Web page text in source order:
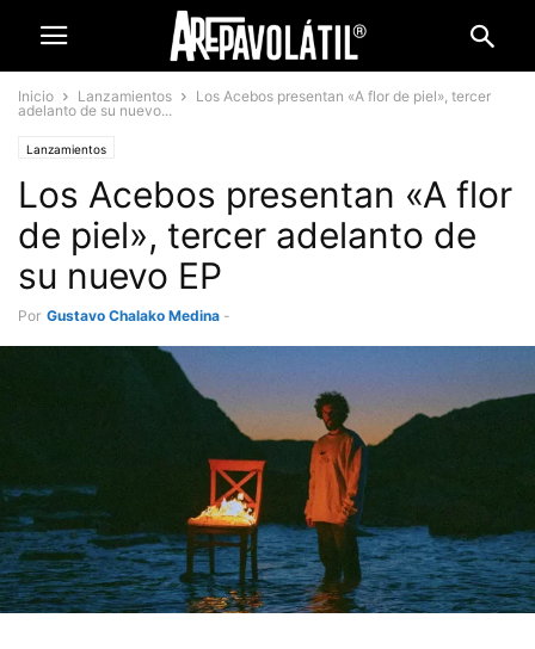
Inicio Lanzamientos
Los Acebos presentan «A flor de piel», tercer
adelanto de su nuevo...
Lanzamientos
Los Acebos presentan «A flor
de piel», tercer adelanto de
su nuevo EP
Por Gustavo Chalako Medina -